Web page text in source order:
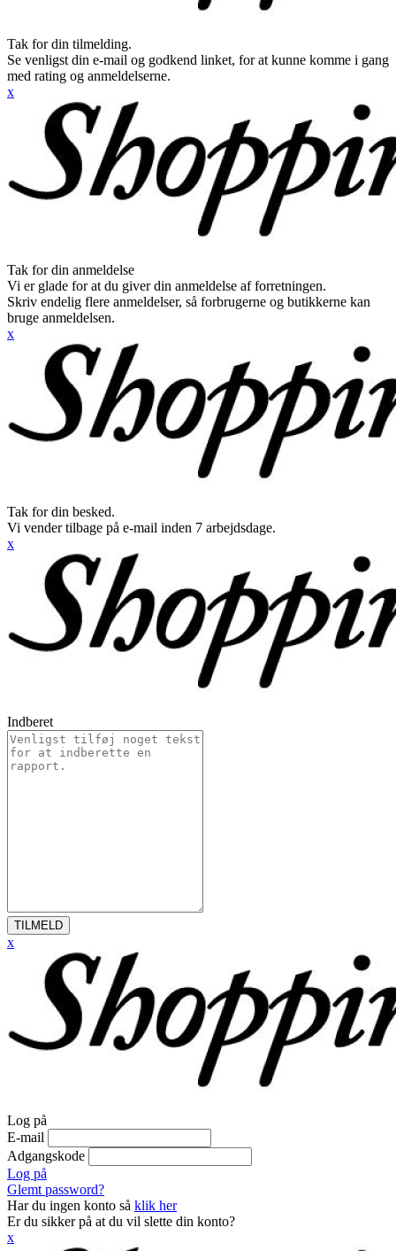
Tak for din tilmelding.
Se venligst din e-mail og godkend linket, for at kunne komme i gang
med rating og anmeldelserne.
x
Tak for din anmeldelse
Vi er glade for at du giver din anmeldelse af forretningen.
Skriv endelig flere anmeldelser, så forbrugerne og butikkerne kan
bruge anmeldelsen.
x
Tak for din besked.
Vi vender tilbage på e-mail inden 7 arbejdsdage.
x
Indberet
TILMELD
x
Log på
E-mail
Adgangskode
Log på
Glemt password?
Har du ingen konto så klik her
Er du sikker på at du vil slette din konto?
x